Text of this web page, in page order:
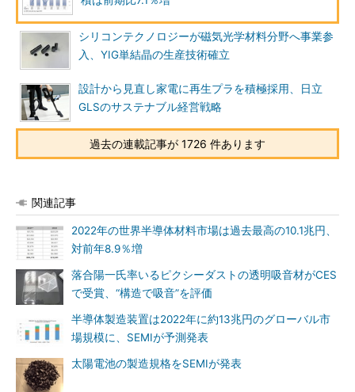
シリコンテクノロジーが磁気光学材料分野へ事業参
入、YIG単結晶の生産技術確立
設計から見直し家電に再生プラを積極採用、日立
GLSのサステナブル経営戦略
過去の連載記事が 1726 件あります
関連記事
2022年の世界半導体材料市場は過去最高の10.1兆円、
対前年8.9％増
落合陽一氏率いるピクシーダストの透明吸音材がCES
で受賞、“構造で吸音”を評価
半導体製造装置は2022年に約13兆円のグローバル市
場規模に、SEMIが予測発表
太陽電池の製造規格をSEMIが発表